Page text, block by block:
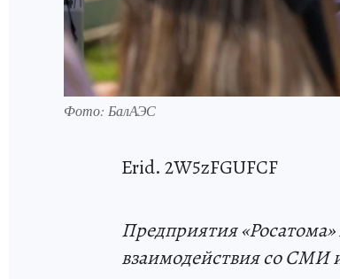
Фото: БалАЭС
Erid. 2W5zFGUFCF
Предприятия
взаимодействия со СМИ